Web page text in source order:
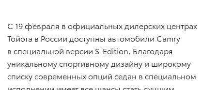
С 19 февраля в официальных дилерских центрах
Тойота в России доступны автомобили Camry
в специальной версии S-Edition. Благодаря
уникальному спортивному дизайну и широкому
списку современных опций седан в специальном